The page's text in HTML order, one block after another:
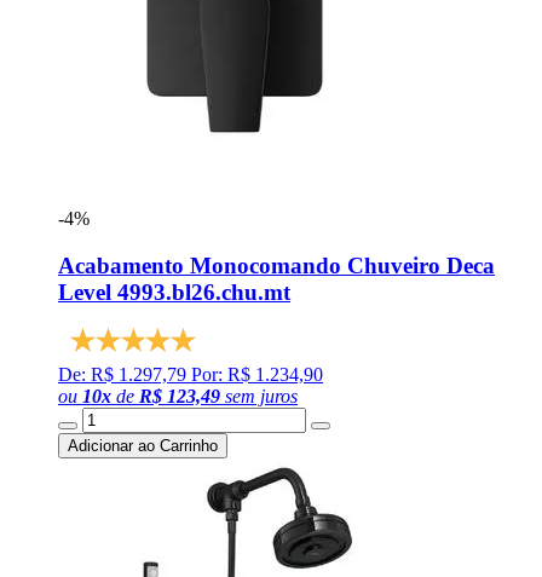
-4%
Acabamento Monocomando Chuveiro Deca
Level 4993.bl26.chu.mt
De: R$ 1.297,79 Por: R$ 1.234,90
ou 10x de R$ 123,49 sem juros
Adicionar ao Carrinho